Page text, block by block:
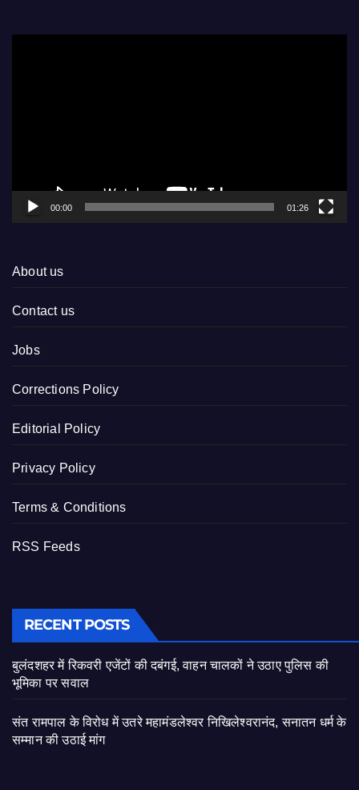
00:00 01:26
About us
Contact us
Jobs
Corrections Policy
Editorial Policy
Privacy Policy
Terms & Conditions
RSS Feeds
RECENT POSTS
बुलंदशहर में रिकवरी एजेंटों की दबंगई, वाहन चालकों ने उठाए पुलिस की
भूमिका पर सवाल
संत रामपाल के विरोध में उतरे महामंडलेश्वर निखिलेश्वरानंद, सनातन धर्म के
सम्मान की उठाई मांग